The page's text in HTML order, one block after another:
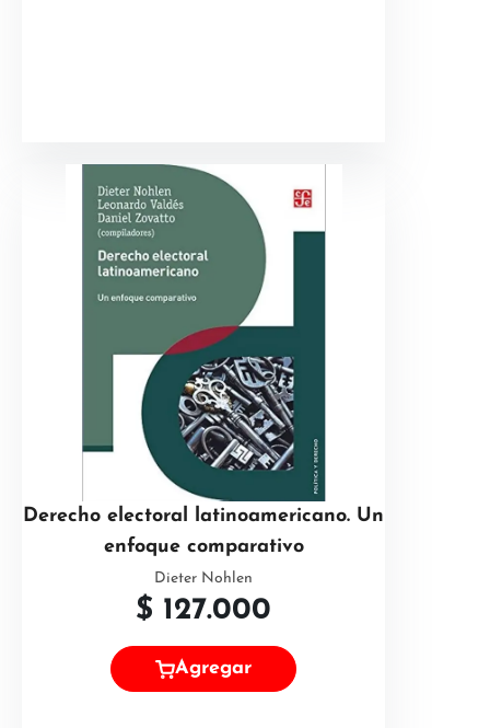
Derecho electoral latinoamericano. Un
enfoque comparativo
Dieter Nohlen
$ 127.000
Agregar